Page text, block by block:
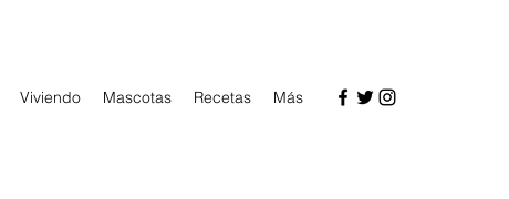
Viviendo Mascotas Recetas Más